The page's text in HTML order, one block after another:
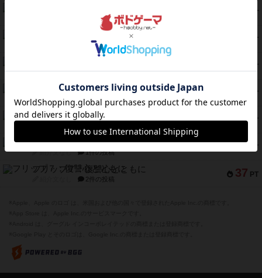
PT
18件の投稿
PT
クランク! ：冒険者たち（拡張）
4件の投稿
PT
紹介文なし 1件の投稿
PT
スターマイン・ラミー ポケット
紹介文あり 2件の投稿
39 PT
海兵隊
39 PT
スーパーストア3000
紹介文なし 1件の投稿
37 PT
フリップ７：復讐心とともに
2件の投稿